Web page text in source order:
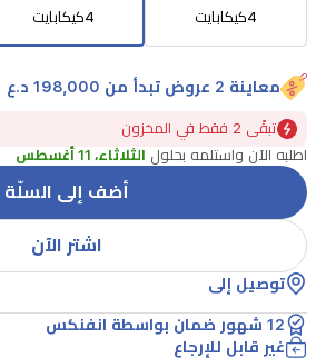
الهاتف
بشاشة
كبيرة
بحجم
6.78
بوصة
وتردد
120Hz
لتجربة
بصرية
سلسة،
4كيكابايت
4كيكابايت
معاينة 2 عروض تبدأ من 198,000 د.ع
تبقًى 2 فقط في المخزون
اطلبه الآن واستلمه بحلول الثلاثاء، 11 أغسطس
أضف إلى السلّة
اشتر الآن
توصيل إلى
12 شهور ضمان بواسطة انفنكس
غير قابل للإرجاع